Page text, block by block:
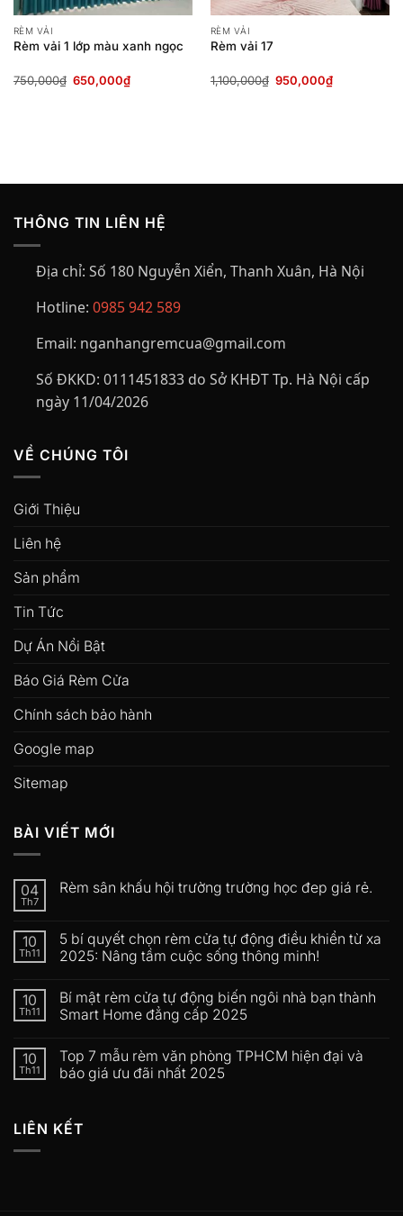
RÈM VẢI
Rèm vải 1 lớp màu xanh ngọc
750,000₫ Giá
650,000₫Giá
hiện
RÈM VẢI
Rèm vải 17
1,100,000₫ Giá
950,000₫Giá
hiện
THÔNG TIN LIÊN HỆ
Địa chỉ: Số 180 Nguyễn Xiển, Thanh Xuân, Hà Nội
Hotline: 0985 942 589
Email: nganhangremcua@gmail.com
Số ĐKKD: 0111451833 do Sở KHĐT Tp. Hà Nội cấp
ngày 11/04/2026
VỀ CHÚNG TÔI
Giới Thiệu
Liên hệ
Sản phẩm
Tin Tức
Dự Án Nổi Bật
Báo Giá Rèm Cửa
Chính sách bảo hành
Google map
Sitemap
BÀI VIẾT MỚI
04
Th7
Rèm sân khấu hội trường trường học đep giá rẻ.
10
Th11
5 bí quyết chọn rèm cửa tự động điều khiển từ xa
2025: Nâng tầm cuộc sống thông minh!
10
Th11
Bí mật rèm cửa tự động biến ngôi nhà bạn thành
Smart Home đẳng cấp 2025
10
Th11
Top 7 mẫu rèm văn phòng TPHCM hiện đại và
báo giá ưu đãi nhất 2025
LIÊN KẾT